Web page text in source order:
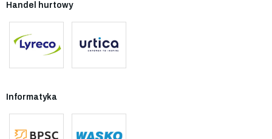
Handel hurtowy
Informatyka